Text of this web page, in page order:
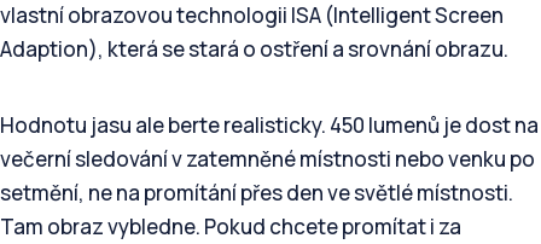
vlastní obrazovou technologii ISA (Intelligent Screen
Adaption), která se stará o ostření a srovnání obrazu.
Hodnotu jasu ale berte realisticky. 450 lumenů je dost na
večerní sledování v zatemněné místnosti nebo venku po
setmění, ne na promítání přes den ve světlé místnosti.
Tam obraz vybledne. Pokud chcete promítat i za